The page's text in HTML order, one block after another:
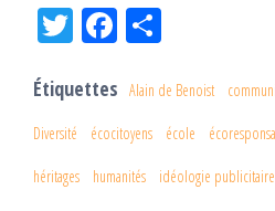
Tw
er
Fac
oo
k
ge
r
Étiquettes Alain de Benoist
Diversité écocitoyens école
héritages humanités idéologie